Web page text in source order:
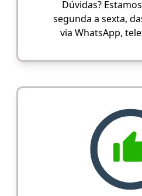
Dúvidas?
segunda a sexta,
via WhatsApp,